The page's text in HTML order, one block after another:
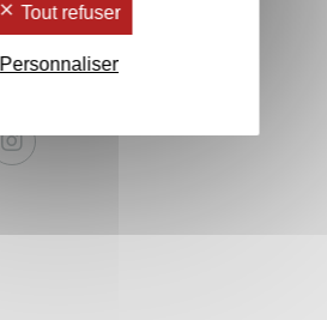
Tout refuser
Personnaliser